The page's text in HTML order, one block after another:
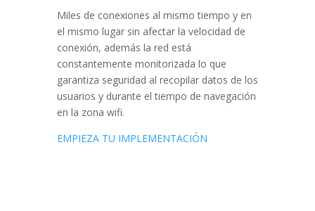
Miles de conexiones al mismo tiempo y en
el mismo lugar sin afectar la velocidad de
conexión, además la red está
constantemente monitorizada lo que
garantiza seguridad al recopilar datos de los
usuarios y durante el tiempo de navegación
en la zona wifi.
EMPIEZA TU IMPLEMENTACIÓN